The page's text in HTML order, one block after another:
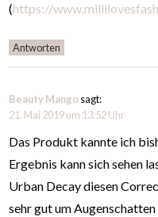
(https://
Antworten
Beauty Mangosagt:
21. Mai 2019 um 13:52 Uhr
Das Produkt kannte ich
Ergebnis kann sich sehen
Urban Decay diesen
sehr gut um